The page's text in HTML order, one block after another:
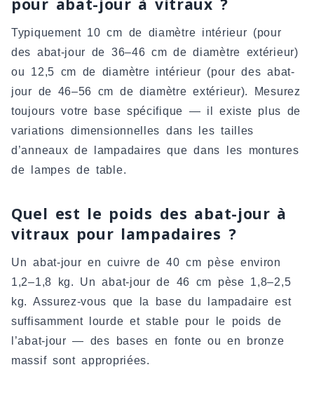
pour abat-jour à vitraux ?
Typiquement 10 cm de diamètre intérieur (pour
des abat-jour de 36–46 cm de diamètre extérieur)
ou 12,5 cm de diamètre intérieur (pour des abat-
jour de 46–56 cm de diamètre extérieur). Mesurez
toujours votre base spécifique — il existe plus de
variations dimensionnelles dans les tailles
d’anneaux de lampadaires que dans les montures
de lampes de table.
Quel est le poids des abat-jour à
vitraux pour lampadaires ?
Un abat-jour en cuivre de 40 cm pèse environ
1,2–1,8 kg. Un abat-jour de 46 cm pèse 1,8–2,5
kg. Assurez-vous que la base du lampadaire est
suffisamment lourde et stable pour le poids de
l’abat-jour — des bases en fonte ou en bronze
massif sont appropriées.